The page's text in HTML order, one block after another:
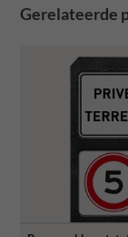
Gerelateerde